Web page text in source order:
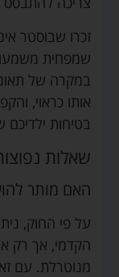
זכרו שבוסטר
שמפחית
במקרה של
אותו כראוי,
בטיחות
שאלות
האם מותר
על פי החוק,
הקדמי, אך רק
מנוטרלת. עם